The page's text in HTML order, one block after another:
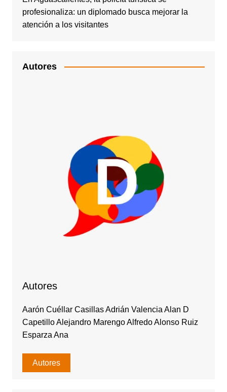
profesionaliza: un diplomado busca mejorar la
atención a los visitantes
Autores
Autores
Aarón Cuéllar Casillas Adrián Valencia Alan D
Capetillo Alejandro Marengo Alfredo Alonso Ruiz
Esparza Ana
Autores